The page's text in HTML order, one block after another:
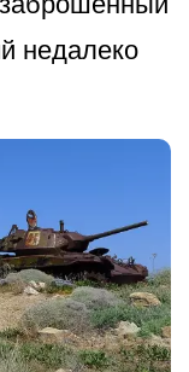
недалеко